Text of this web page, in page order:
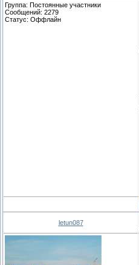
Группа: Постоянные участники
Сообщений: 2279
Статус: Оффлайн
letun087